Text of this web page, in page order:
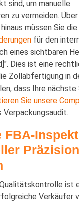
sind, um manuelle
zu vermeiden.
müssen Sie die
für den
eines sichtbaren
Dies ist eine
Zollabfertigung in
dass Ihre nächste
Sie unsere
FBA-
Präzision
ist
Verkäufer